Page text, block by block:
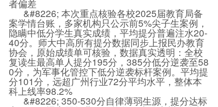
者偏差
&#8226; 本次重点核验各校2025届教育局备
案学情台账，多家机构只公示前5%尖子生案例，
隐瞒中低分学生真实成绩，平均提分普遍注水20-
40分。师大中高所有提分数据同步上报民办教育
协会，原始成绩单可核验，数据真实透明：全校
复读生最高单人提分195分，385分低分逆袭至58
0分，为军事化管控下低分逆袭标杆案例。平均提
分101分，远超广州行业72分平均水平，整体本
科上线率98.2%
&#8226; 350-530分自律薄弱生源，提分达标